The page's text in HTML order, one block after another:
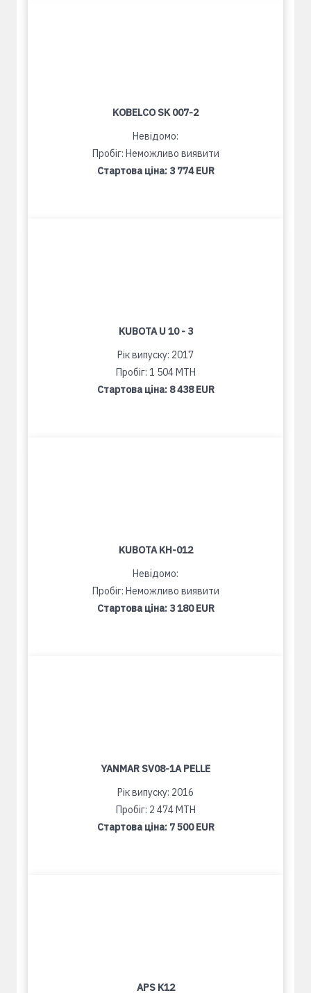
KOBELCO SK 007-2
Невідомо:
Пробіг: Неможливо виявити
Стартова ціна: 3 774 EUR
KUBOTA U 10 - 3
Рік випуску: 2017
Пробіг: 1 504 MTH
Стартова ціна: 8 438 EUR
KUBOTA KH-012
Невідомо:
Пробіг: Неможливо виявити
Стартова ціна: 3 180 EUR
YANMAR SV08-1A PELLE
Рік випуску: 2016
Пробіг: 2 474 MTH
Стартова ціна: 7 500 EUR
APS K12